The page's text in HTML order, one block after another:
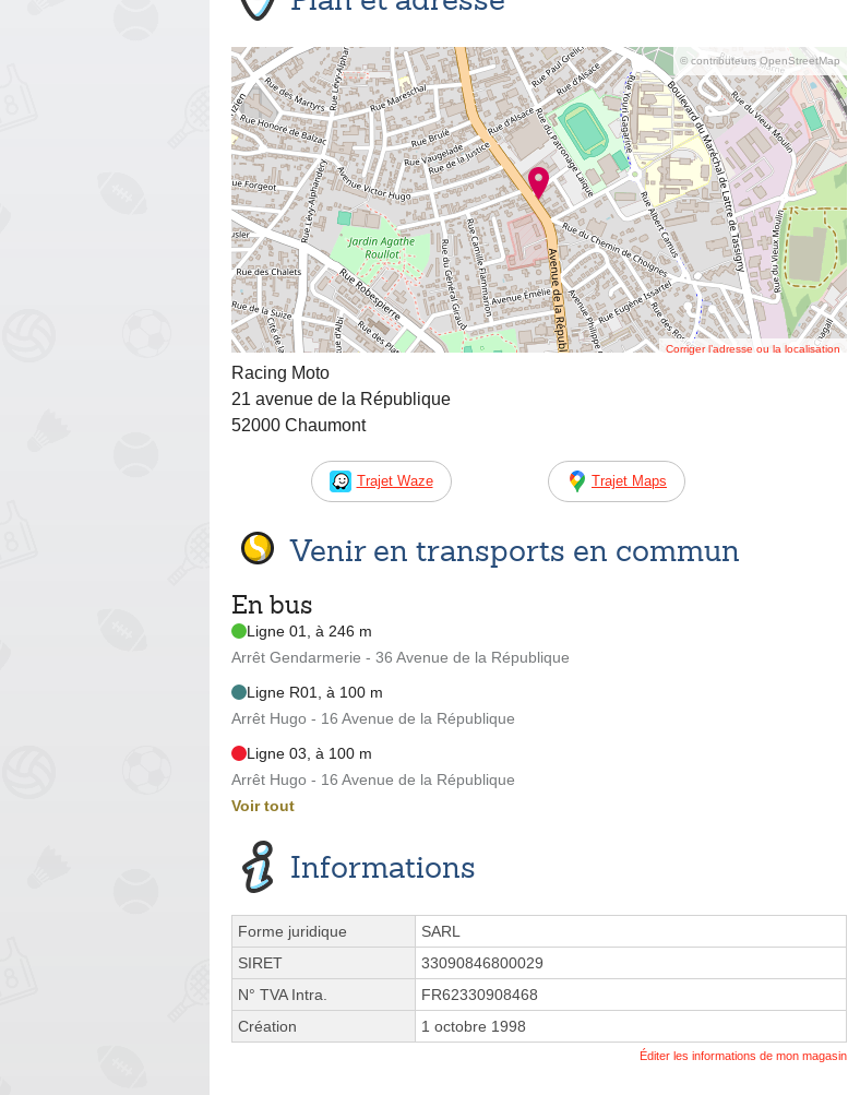
© contributeurs OpenStreetMap
Corriger l’adresse ou la localisation
Racing Moto
21 avenue de la République
52000 Chaumont
Trajet Waze Trajet Maps
Venir en transports en commun
En bus
Ligne 01, à 246 m
Arrêt Gendarmerie - 36 Avenue de la République
Ligne R01, à 100 m
Arrêt Hugo - 16 Avenue de la République
Ligne 03, à 100 m
Arrêt Hugo - 16 Avenue de la République
Voir tout
Informations
Forme juridique
SARL
SIRET
33090846800029
N° TVA Intra.
FR62330908468
Création
1 octobre 1998
Éditer les informations de mon magasin